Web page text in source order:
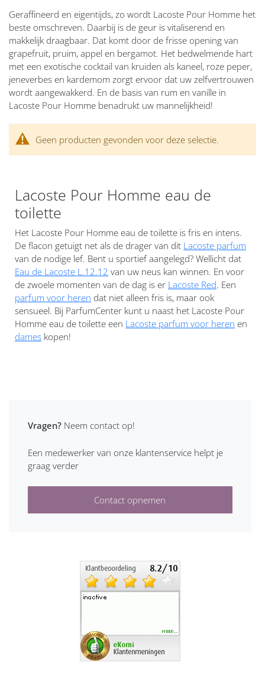
Geraffineerd en eigentijds, zo wordt Lacoste Pour Homme het
beste omschreven. Daarbij is de geur is vitaliserend en
makkelijk draagbaar. Dat komt door de frisse opening van
grapefruit, pruim, appel en bergamot. Het bedwelmende hart
met een exotische cocktail van kruiden als kaneel, roze peper,
jeneverbes en kardemom zorgt ervoor dat uw zelfvertrouwen
wordt aangewakkerd. En de basis van rum en vanille in
Lacoste Pour Homme benadrukt uw mannelijkheid!
Geen producten gevonden voor deze selectie.
Lacoste Pour Homme eau de
toilette
Het Lacoste Pour Homme eau de toilette is fris en intens.
De flacon getuigt net als de drager van dit Lacoste parfum
van de nodige lef. Bent u sportief aangelegd? Wellicht dat
Eau de Lacoste L.12.12 van uw neus kan winnen. En voor
de zwoele momenten van de dag is er Lacoste Red. Een
parfum voor heren dat niet alleen fris is, maar ook
sensueel. Bij ParfumCenter kunt u naast het Lacoste Pour
Homme eau de toilette een Lacoste parfum voor heren en
dames kopen!
Vragen? Neem contact op!
Een medewerker van onze klantenservice helpt je
graag verder
Contact opnemen